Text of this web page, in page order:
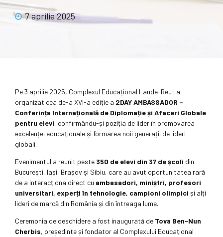
7 aprilie 2025
Pe 3 aprilie 2025, Complexul Educațional Laude-Reut a
organizat cea de-a XVI-a ediție a 2DAY AMBASSADOR –
Conferința Internațională de Diplomație și Afaceri Globale
pentru elevi, confirmându-și poziția de lider în promovarea
excelenței educaționale și formarea noii generații de lideri
globali.
Evenimentul a reunit peste 350 de elevi din 37 de școli din
București, Iași, Brașov și Sibiu, care au avut oportunitatea rară
de a interacționa direct cu ambasadori, miniștri, profesori
universitari, experți în tehnologie, campioni olimpici și alți
lideri de marcă din România și din întreaga lume.
Ceremonia de deschidere a fost inaugurată de Tova Ben-Nun
Cherbis, președinte și fondator al Complexului Educațional